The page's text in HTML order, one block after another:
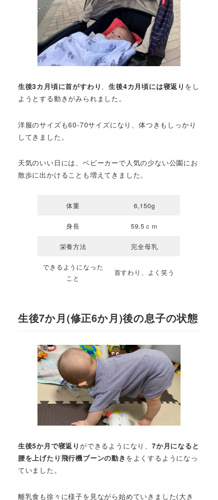
生後3カ月頃に首がすわり 、生後4カ月頃には寝返り をし
ようとする動きがみられました。
洋服のサイズも60-70サイズになり、体つきもしっかり
してきました。
天気のいい日には、ベビーカーで人気の少ない公園にお
散歩に出かけることも増えてきました。
体重 6,150g
身長 59.5ｃｍ
栄養方法 完全母乳
できるようになった
こと
首すわり、よく笑う
生後7か月(修正6か月)後の息子の状態
生後5か月で寝返り ができるようになり、 7か月になると
腰を上げたり飛行機ブーンの動き をよくするようになっ
ていました。
離乳食も徐々に様子を見ながら始めていきました(大き